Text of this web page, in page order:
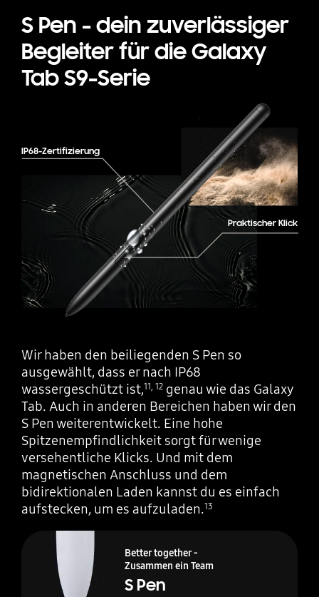
S Pen - dein zuverlässiger
Begleiter für die Galaxy
Tab S9-Serie
IP68-Zertifizierung
Praktischer Klick
Wir haben den beiliegenden S Pen so
ausgewählt, dass er nach IP68
wassergeschützt ist,11 , 12genau wie das Galaxy
Tab. Auch in anderen Bereichen haben wir den
S Pen weiterentwickelt. Eine hohe
Spitzenempfindlichkeit sorgt für wenige
versehentliche Klicks. Und mit dem
magnetischen Anschluss und dem
bidirektionalen Laden kannst du es einfach
aufstecken, um es aufzuladen.13
Better together -
Zusammen ein Team
S Pen